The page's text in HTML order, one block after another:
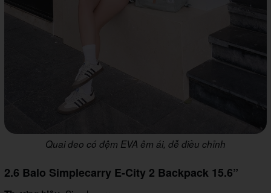
Quai đeo có đệm EVA êm ái, dễ điều chỉnh
2.6 Balo Simplecarry E-City 2 Backpack 15.6”